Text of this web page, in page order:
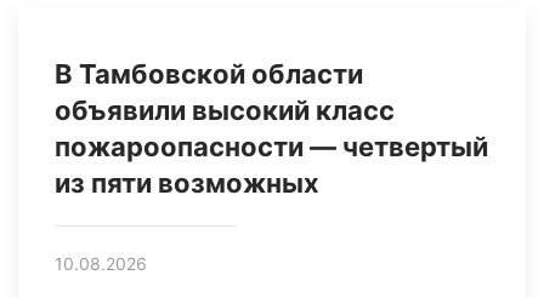
В Тамбовской области
объявили высокий класс
пожароопасности — четвертый
из пяти возможных
10.08.2026